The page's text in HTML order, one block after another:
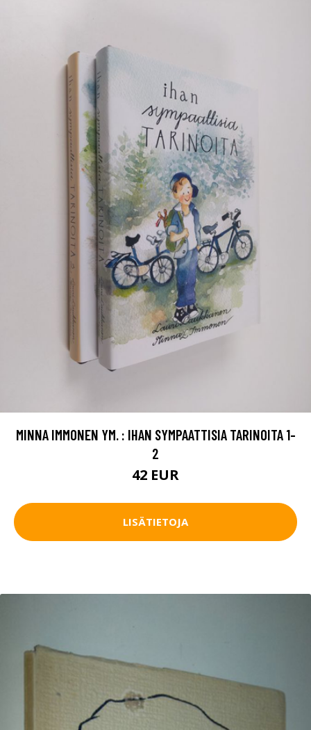
MINNA IMMONEN YM. : IHAN SYMPAATTISIA TARINOITA 1-
2
42 EUR
LISÄTIETOJA